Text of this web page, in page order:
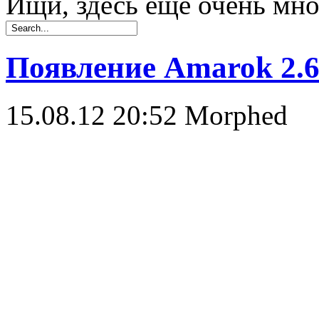
Появление Amarok 2.6
15.08.12 20:52 Morphed